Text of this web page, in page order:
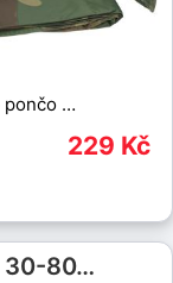
pončo …
229 Kč
30-80…